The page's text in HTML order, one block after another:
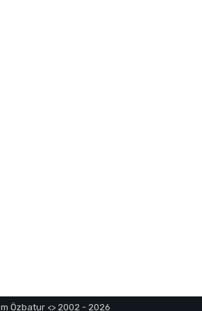
Özbatur <> 2002 - 2026